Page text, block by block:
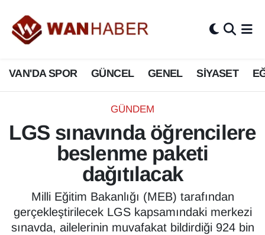
VAN'DA SPOR GÜNCEL GENEL SİYASET
GÜNDEM
LGS sınavında öğrencilere
beslenme paketi
dağıtılacak
Milli Eğitim Bakanlığı (MEB) tarafından
gerçekleştirilecek LGS kapsamındaki merkezi
sınavda, ailelerinin muvafakat bildirdiği 924 bin
3.SAYFA
ASAYİŞ
BİLİM VE TEKNOLOJİ
Biyografi
Bölge Haberleri
ÇEVRE
Deprem
Van Nöbetçi Eczaneler
Van Hava Durumu
Van Namaz Vakitleri
Van Trafik Yoğunluk Haritası
Süper Lig Puan Durumu ve Fikstür
Tüm Manşetler
Son Dakika Haberleri